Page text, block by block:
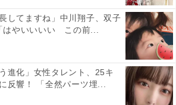
してますね」中川翔子、双子
はやいいいい この前...
進化」女性タレント、25キ
反響！ 「全然パーツ埋...